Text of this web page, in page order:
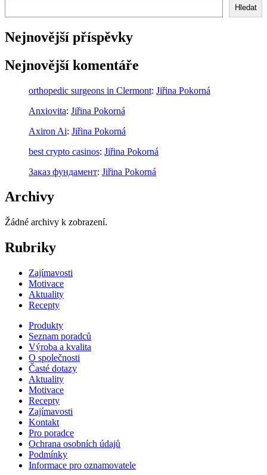
Hledat
Nejnovější příspěvky
Nejnovější komentáře
orthopedic surgeons in Clermont: Jiřina Pokorná
Anxiovita: Jiřina Pokorná
Axiron Ai: Jiřina Pokorná
best crypto casinos: Jiřina Pokorná
Заказ фундамент: Jiřina Pokorná
Archivy
Žádné archivy k zobrazení.
Rubriky
Zajímavosti
Motivace
Aktuality
Recepty
Produkty
Seznam poradců
Výroba a kvalita
O společnosti
Časté dotazy
Aktuality
Motivace
Recepty
Zajímavosti
Kontakt
Pro poradce
Ochrana osobních údajů
Podmínky
Informace pro oznamovatele